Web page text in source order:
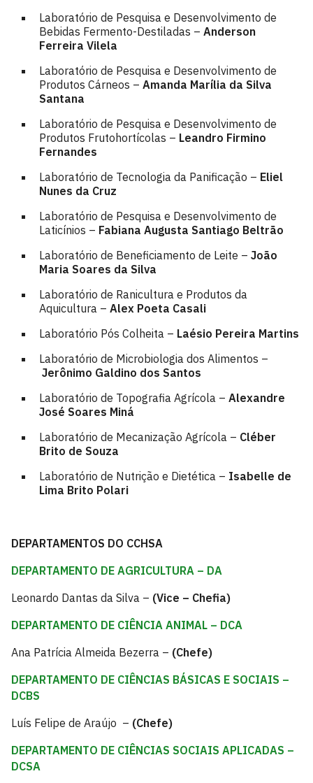
Laboratório de Pesquisa e Desenvolvimento de
Bebidas Fermento-Destiladas – Anderson
Ferreira Vilela
Laboratório de Pesquisa e Desenvolvimento de
Produtos Cárneos – Amanda Marília da Silva
Santana
Laboratório de Pesquisa e Desenvolvimento de
Produtos Frutohortícolas – Leandro Firmino
Fernandes
Laboratório de Tecnologia da Panificação – Eliel
Nunes da Cruz
Laboratório de Pesquisa e Desenvolvimento de
Laticínios – Fabiana Augusta Santiago Beltrão
Laboratório de Beneficiamento de Leite – João
Maria Soares da Silva
Laboratório de Ranicultura e Produtos da
Aquicultura – Alex Poeta Casali
Laboratório Pós Colheita – Laésio Pereira Martins
Laboratório de Microbiologia dos Alimentos –
Jerônimo Galdino dos Santos
Laboratório de Topografia Agrícola – Alexandre
José Soares Miná
Laboratório de Mecanização Agrícola – Cléber
Brito de Souza
Laboratório de Nutrição e Dietética – Isabelle de
Lima Brito Polari
DEPARTAMENTOS DO CCHSA
DEPARTAMENTO DE AGRICULTURA – DA
Leonardo Dantas da Silva – (Vice – Chefia)
DEPARTAMENTO DE CIÊNCIA ANIMAL – DCA
Ana Patrícia Almeida Bezerra – (Chefe)
DEPARTAMENTO DE CIÊNCIAS BÁSICAS E SOCIAIS –
DCBS
Luís Felipe de Araújo – (Chefe)
DEPARTAMENTO DE CIÊNCIAS SOCIAIS APLICADAS –
DCSA